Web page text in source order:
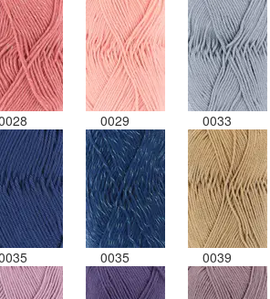
0029 0033
0035 0039